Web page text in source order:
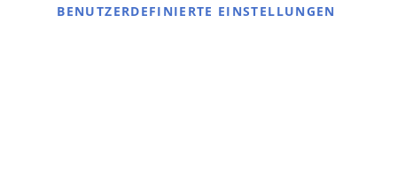
Kontakt
BENUTZERDEFINIERTE EINSTELLUNGEN